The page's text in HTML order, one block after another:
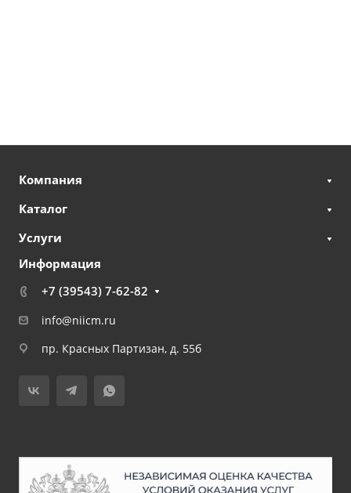
Компания
Каталог
Услуги
Информация
+7 (39543) 7-62-82
info@niicm.ru
пр. Красных Партизан, д. 55б